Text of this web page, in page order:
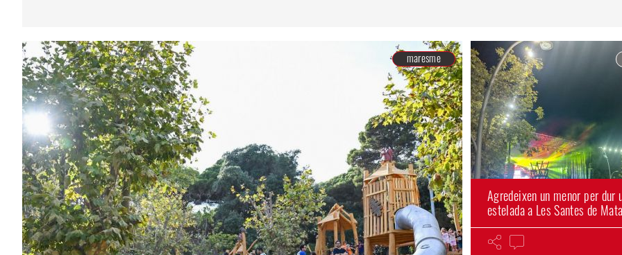
maresme
Agredeixen un menor per dur
estelada a Les Santes de